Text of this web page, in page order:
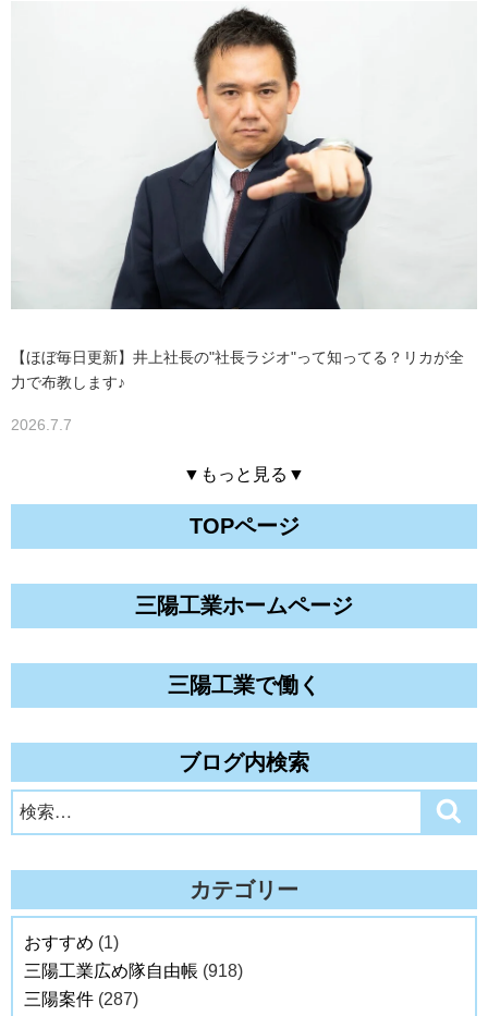
【ほぼ毎日更新】井上社長の"社長ラジオ"って知ってる？リカが全
力で布教します♪
2026.7.7
▼もっと見る▼
TOPページ
三陽工業ホームページ
三陽工業で働く
ブログ内検索
検
索:
カテゴリー
おすすめ (1)
三陽工業広め隊自由帳 (918)
三陽案件 (287)